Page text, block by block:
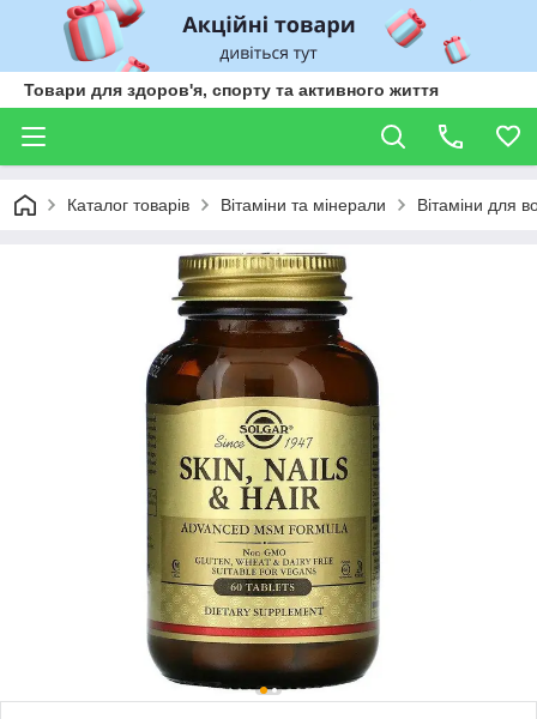
Товари для здоров'я, спорту та активного життя
Каталог товарів Вітаміни та мінерали Вітаміни для